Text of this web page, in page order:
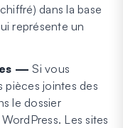
dans la base
représente un
— Si vous
jointes des
le dossier
Les sites